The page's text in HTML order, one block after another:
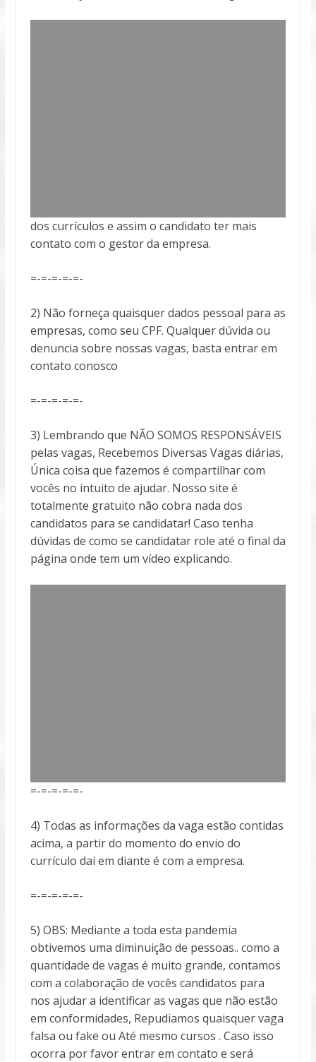
dos currículos e assim o candidato ter mais
contato com o gestor da empresa.
=-=-=-=-=-
2) Não forneça quaisquer dados pessoal para as
empresas, como seu CPF. Qualquer dúvida ou
denuncia sobre nossas vagas, basta entrar em
contato conosco
=-=-=-=-=-
3) Lembrando que NÃO SOMOS RESPONSÁVEIS
pelas vagas, Recebemos Diversas Vagas diárias,
Única coisa que fazemos é compartilhar com
vocês no intuito de ajudar. Nosso site é
totalmente gratuito não cobra nada dos
candidatos para se candidatar! Caso tenha
dúvidas de como se candidatar role até o final da
página onde tem um vídeo explicando.
=-=-=-=-=-
4) Todas as informações da vaga estão contidas
acima, a partir do momento do envio do
currículo dai em diante é com a empresa.
=-=-=-=-=-
5) OBS: Mediante a toda esta pandemia
obtivemos uma diminuição de pessoas.. como a
quantidade de vagas é muito grande, contamos
com a colaboração de vocês candidatos para
nos ajudar a identificar as vagas que não estão
em conformidades, Repudiamos quaisquer vaga
falsa ou fake ou Até mesmo cursos . Caso isso
ocorra por favor entrar em contato e será